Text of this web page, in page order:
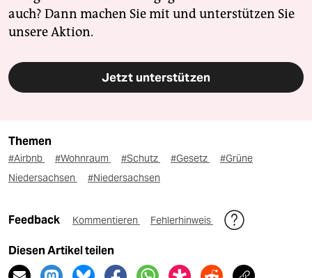
auch? Dann machen Sie mit und unterstützen Sie
unsere Aktion.
Jetzt unterstützen
Themen
#Airbnb #Wohnraum #Schutz #Gesetz
#Grüne
Niedersachsen
#Niedersachsen
Feedback Kommentieren Fehlerhinweis
Diesen Artikel teilen